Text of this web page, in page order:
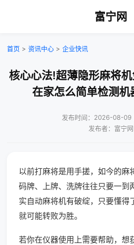
富宁网
首页 > 资讯中心 > 企业快讯
核心心法!超薄隐形麻将
在家怎么简单检测
发布时间：2026-08-09
发布者：富宁网
以前打麻将是用手搓，如今的麻
码牌、上牌、洗牌往往只要一到
实自动麻将机有破绽，只要懂得
就可能转败为胜。
若你在仪器使用上需要帮助，想